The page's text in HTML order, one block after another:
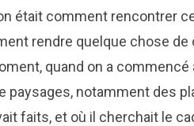
était comment rencontrer
rendre quelque chose de
quand on a
paysages, notamment des
faits, et où il cherchait le